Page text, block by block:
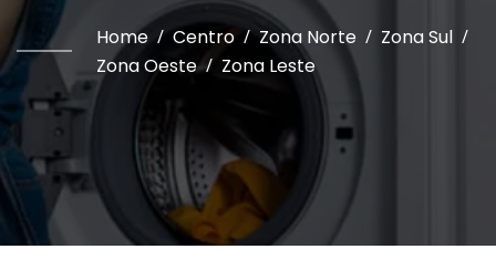
Home / Centro / Zona Norte / Zona Sul /
Zona Oeste / Zona Leste